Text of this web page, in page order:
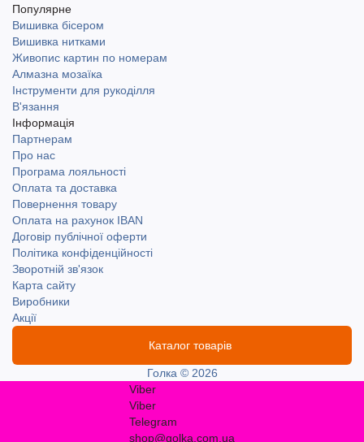
Популярне
Вишивка бісером
Вишивка нитками
Живопис картин по номерам
Алмазна мозаїка
Інструменти для рукоділля
В'язання
Інформація
Партнерам
Про нас
Програма лояльності
Оплата та доставка
Повернення товару
Оплата на рахунок IBAN
Договір публічної оферти
Політика конфіденційності
Зворотній зв'язок
Карта сайту
Виробники
Акції
Каталог товарів
Голка © 2026
Viber
Viber
Telegram
shop@golka.com.ua